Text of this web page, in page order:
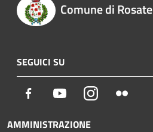
Comune di Rosate
SEGUICI SU
Facebook YoutubeInstagram
AMMINISTRAZIONE